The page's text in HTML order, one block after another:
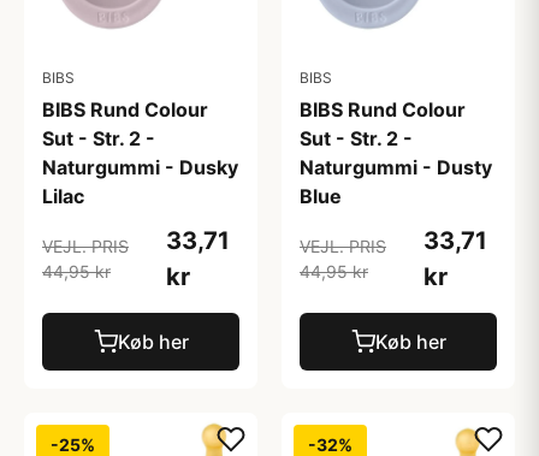
BIBS
BIBS Rund Colour
Sut - Str. 2 -
Naturgummi - Dusky
Lilac
VEJL. PRIS
44,95 kr
33,71
kr
Køb her
BIBS
BIBS Rund Colour
Sut - Str. 2 -
Naturgummi - Dusty
Blue
VEJL. PRIS
44,95 kr
33,71
kr
Køb her
-25% -32%